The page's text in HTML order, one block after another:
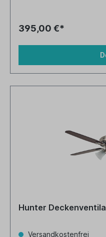
395,00 €*
Hunter
Versandkostenfrei